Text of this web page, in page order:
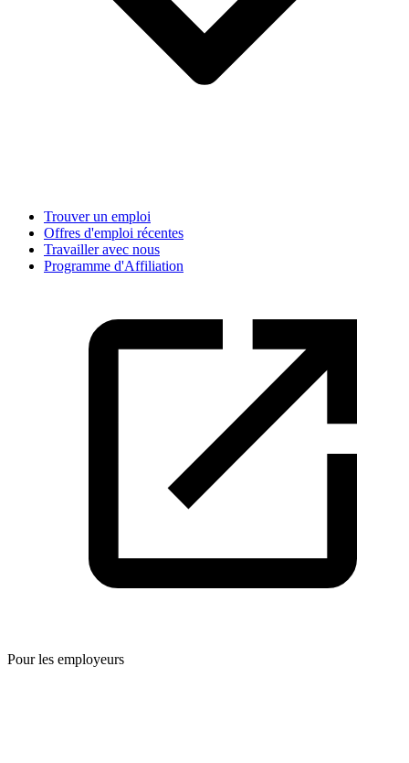
Trouver un emploi
Offres d'emploi récentes
Travailler avec nous
Programme d'Affiliation
Pour les employeurs